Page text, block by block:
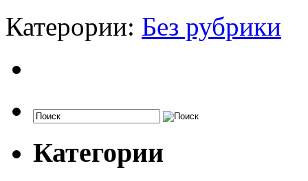
Катерории: Без рубрики
Категории